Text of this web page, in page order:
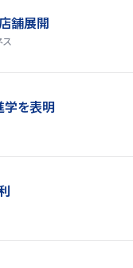
舗展開
学を表明